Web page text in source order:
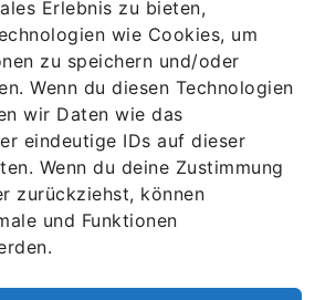
Erlebnis zu bieten,
wie Cookies, um
zu speichern und/oder
Wenn du diesen Technologien
wir Daten wie das
eindeutige IDs auf dieser
Wenn du deine Zustimmung
zurückziehst, können
und Funktionen
Kurs oder melde
du bereits
um auf diesen
Kurs kaufen
Wohlstandswachstum – eine
Day – wir verbrauchen
als wir sollten
Ressourcenverbrauch steigt
Welt entwickelt sich nachhaltig